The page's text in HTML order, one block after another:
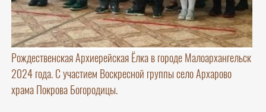
Рождественская Архиерейская Ёлка в городе Малоархангельск
2024 года. С участием Воскресной группы село Архарово
храма Покрова Богородицы.